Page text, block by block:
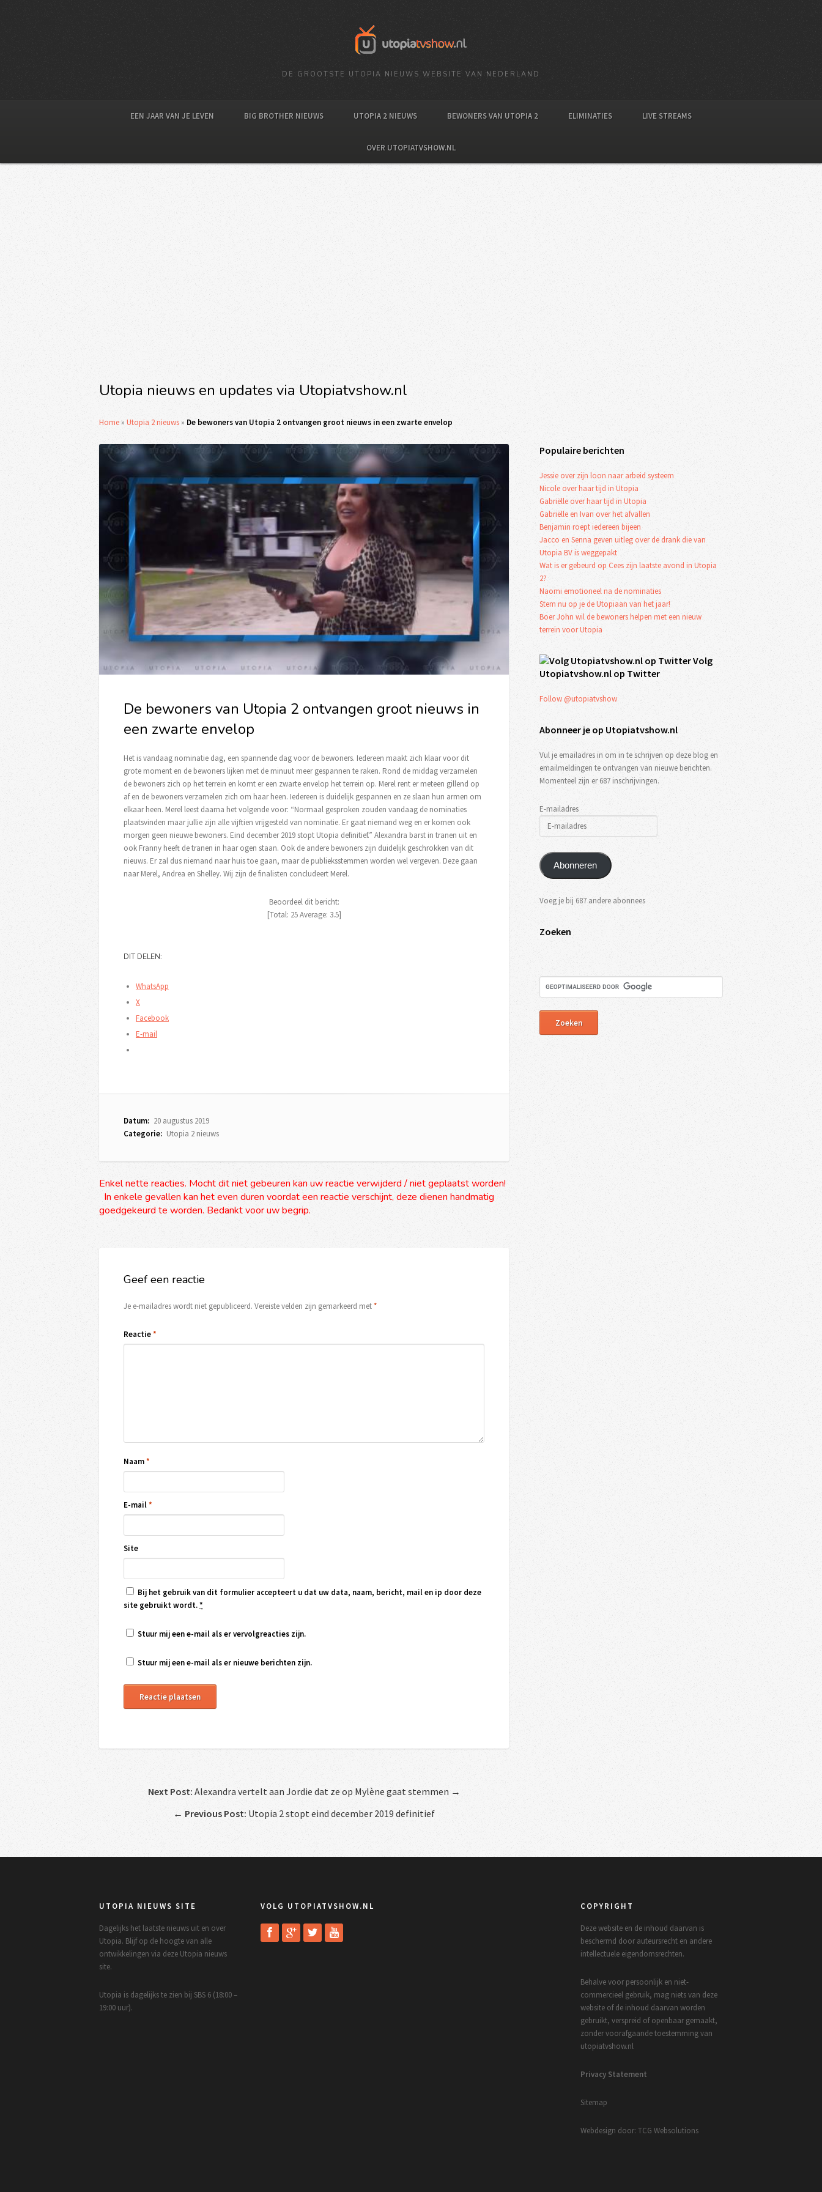
DE GROOTSTE UTOPIA NIEUWS WEBSITE VAN NEDERLAND
EEN JAAR VAN JE LEVEN BIG BROTHER NIEUWS UTOPIA 2 NIEUWS BEWONERS VAN UTOPIA 2 ELIMINATIES LIVE STREAMS
OVER UTOPIATVSHOW.NL
Utopia nieuws en updates via Utopiatvshow.nl
Home » Utopia 2 nieuws » De bewoners van Utopia 2 ontvangen groot nieuws in een zwarte envelop
De bewoners van Utopia 2 ontvangen groot nieuws in
een zwarte envelop
Het is vandaag nominatie dag, een spannende dag voor de bewoners. Iedereen maakt zich klaar voor dit
grote moment en de bewoners lijken met de minuut meer gespannen te raken. Rond de middag verzamelen
de bewoners zich op het terrein en komt er een zwarte envelop het terrein op. Merel rent er meteen gillend op
af en de bewoners verzamelen zich om haar heen. Iedereen is duidelijk gespannen en ze slaan hun armen om
elkaar heen. Merel leest daarna het volgende voor: “Normaal gesproken zouden vandaag de nominaties
plaatsvinden maar jullie zijn alle vijftien vrijgesteld van nominatie. Er gaat niemand weg en er komen ook
morgen geen nieuwe bewoners. Eind december 2019 stopt Utopia definitief.” Alexandra barst in tranen uit en
ook Franny heeft de tranen in haar ogen staan. Ook de andere bewoners zijn duidelijk geschrokken van dit
nieuws. Er zal dus niemand naar huis toe gaan, maar de publieksstemmen worden wel vergeven. Deze gaan
naar Merel, Andrea en Shelley. Wij zijn de finalisten concludeert Merel.
Beoordeel dit bericht:
[Total: 25Average: 3.5]
DIT DELEN:
WhatsApp
X
Facebook
E-mail
Datum: 20 augustus 2019
Categorie: Utopia 2 nieuws
Enkel nette reacties. Mocht dit niet gebeuren kan uw reactie verwijderd / niet geplaatst worden!
In enkele gevallen kan het even duren voordat een reactie verschijnt, deze dienen handmatig
goedgekeurd te worden. Bedankt voor uw begrip.
Geef een reactie
Je e-mailadres wordt niet gepubliceerd. Vereiste velden zijn gemarkeerd met*
Reactie*
Naam*
E-mail*
Site
Bij het gebruik van dit formulier accepteert u dat uw data, naam, bericht, mail en ip door deze
site gebruikt wordt.*
Stuur mij een e-mail als er vervolgreacties zijn.
Stuur mij een e-mail als er nieuwe berichten zijn.
Next Post: Alexandra vertelt aan Jordie dat ze op Mylène gaat stemmen →
← Previous Post: Utopia 2 stopt eind december 2019 definitief
Populaire berichten
Jessie over zijn loon naar arbeid systeem
Nicole over haar tijd in Utopia
Gabriëlle over haar tijd in Utopia
Gabriëlle en Ivan over het afvallen
Benjamin roept iedereen bijeen
Jacco en Senna geven uitleg over de drank die van
Utopia BV is weggepakt
Wat is er gebeurd op Cees zijn laatste avond in Utopia
2?
Naomi emotioneel na de nominaties
Stem nu op je de Utopiaan van het jaar!
Boer John wil de bewoners helpen met een nieuw
terrein voor Utopia
Volg
Utopiatvshow.nl op Twitter
Follow @utopiatvshow
Abonneer je op Utopiatvshow.nl
Vul je emailadres in om in te schrijven op deze blog en
emailmeldingen te ontvangen van nieuwe berichten.
Momenteel zijn er 687 inschrijvingen.
E-mailadres
Abonneren
Voeg je bij 687 andere abonnees
Zoeken
UTOPIA NIEUWS SITE
Dagelijks het laatste nieuws uit en over
Utopia. Blijf op de hoogte van alle
ontwikkelingen via deze Utopia nieuws
site.
Utopia is dagelijks te zien bij SBS 6 (18:00 –
19:00 uur).
VOLG UTOPIATVSHOW.NL COPYRIGHT
Deze website en de inhoud daarvan is
beschermd door auteursrecht en andere
intellectuele eigendomsrechten.
Behalve voor persoonlijk en niet-
commercieel gebruik, mag niets van deze
website of de inhoud daarvan worden
gebruikt, verspreid of openbaar gemaakt,
zonder voorafgaande toestemming van
utopiatvshow.nl
Privacy Statement
Sitemap
Webdesign door: TCG Websolutions